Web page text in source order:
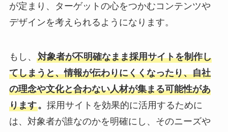
が定まり、ターゲットの心をつかむコンテンツや
デザインを考えられるようになります。
もし、 対象者が不明確なまま採用サイトを制作し
てしまうと、情報が伝わりにくくなったり、自社
の理念や文化と合わない人材が集まる可能性があ
ります。 採用サイトを効果的に活用するために
は、対象者が誰なのかを明確にし、そのニーズや